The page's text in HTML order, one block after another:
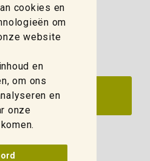
cookies en
om
website
en
om ons
en
onze